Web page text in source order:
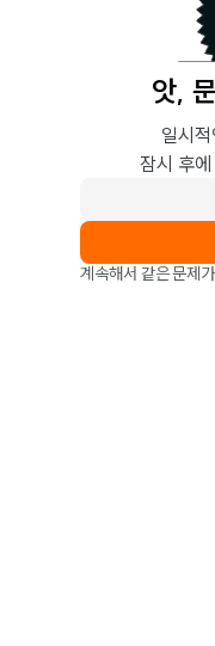
앗,
일시
잠시 후
계속해서 같은 문제